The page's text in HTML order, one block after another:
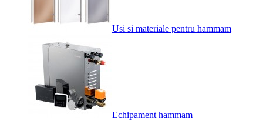
Usi si materiale pentru hammam
Echipament hammam